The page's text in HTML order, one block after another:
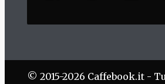
© 2015-2026 Caffebook.it -